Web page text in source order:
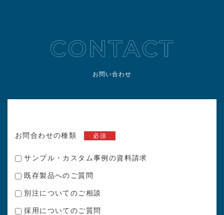
お問い合わせ
お問合わせの種類 必須
サンプル・カスタム事例の資料請求
既存製品へのご質問
別注についてのご相談
採用についてのご質問